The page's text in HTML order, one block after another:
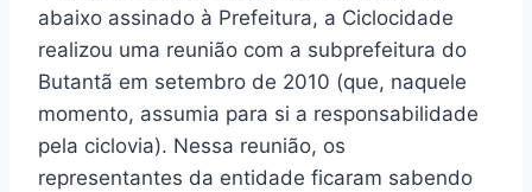
abaixo assinado à Prefeitura, a Ciclocidade
realizou uma reunião com a subprefeitura do
Butantã em setembro de 2010 (que, naquele
momento, assumia para si a responsabilidade
pela ciclovia). Nessa reunião, os
representantes da entidade ficaram sabendo